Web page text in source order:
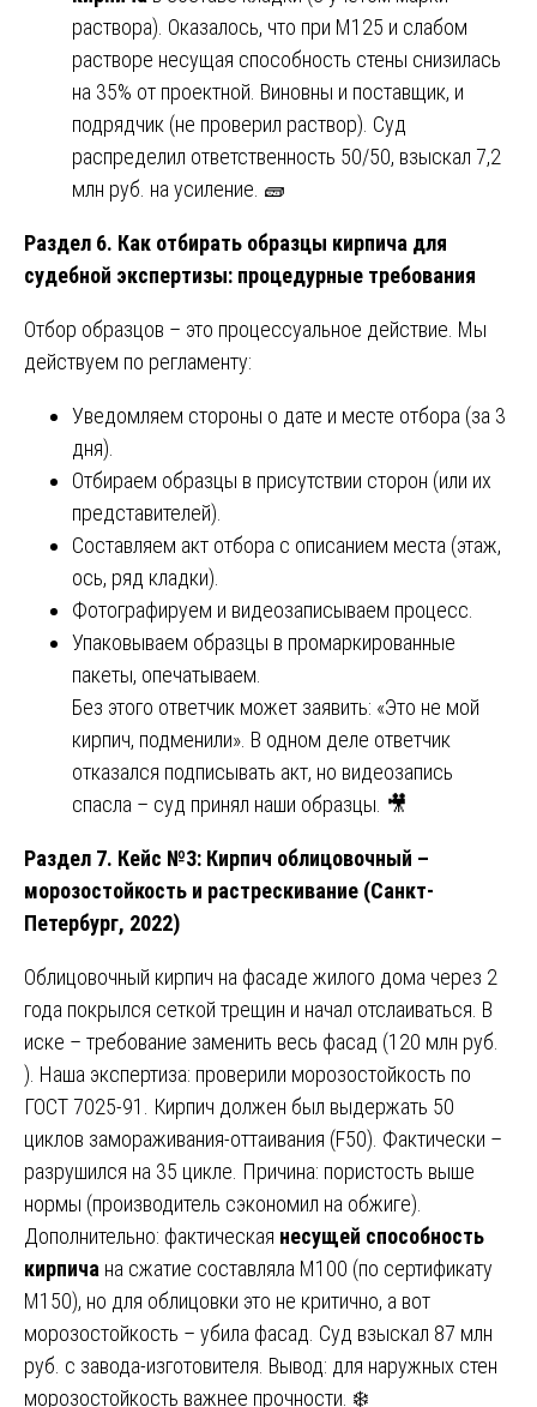
раствора). Оказалось, что при М125 и слабом
растворе несущая способность стены снизилась
на 35% от проектной. Виновны и поставщик, и
подрядчик (не проверил раствор). Суд
распределил ответственность 50/50, взыскал 7,2
млн руб. на усиление. 🧱
Раздел 6. Как отбирать образцы кирпича для
судебной экспертизы: процедурные требования
Отбор образцов – это процессуальное действие. Мы
действуем по регламенту:
Уведомляем стороны о дате и месте отбора (за 3
дня).
Отбираем образцы в присутствии сторон (или их
представителей).
Составляем акт отбора с описанием места (этаж,
ось, ряд кладки).
Фотографируем и видеозаписываем процесс.
Упаковываем образцы в промаркированные
пакеты, опечатываем.
Без этого ответчик может заявить: «Это не мой
кирпич, подменили». В одном деле ответчик
отказался подписывать акт, но видеозапись
спасла – суд принял наши образцы. 🎥
Раздел 7. Кейс №3: Кирпич облицовочный –
морозостойкость и растрескивание (Санкт-
Петербург, 2022)
Облицовочный кирпич на фасаде жилого дома через 2
года покрылся сеткой трещин и начал отслаиваться. В
иске – требование заменить весь фасад (120 млн руб.
). Наша экспертиза: проверили морозостойкость по
ГОСТ 7025-91. Кирпич должен был выдержать 50
циклов замораживания-оттаивания (F50). Фактически –
разрушился на 35 цикле. Причина: пористость выше
нормы (производитель сэкономил на обжиге).
Дополнительно: фактическая несущей способность
кирпича на сжатие составляла М100 (по сертификату
М150), но для облицовки это не критично, а вот
морозостойкость – убила фасад. Суд взыскал 87 млн
руб. с завода-изготовителя. Вывод: для наружных стен
морозостойкость важнее прочности. ❄️